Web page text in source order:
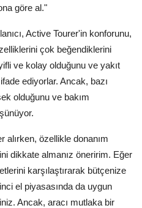
göre al."
Active Tourer'in konforunu,
çok beğendiklerini
ve kolay olduğunu ve yakıt
ediyorlar. Ancak, bazı
olduğunu ve bakım
alırken, özellikle donanım
dikkate almanız öneririm. Eğer
karşılaştırarak bütçenize
el piyasasında da uygun
Ancak, aracı mutlaka bir